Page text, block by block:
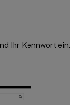
Ihr Kennwort ein.